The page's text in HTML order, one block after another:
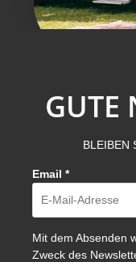
GUTE
BLEIBEN
Email *
Mit dem Absenden
Zweck des